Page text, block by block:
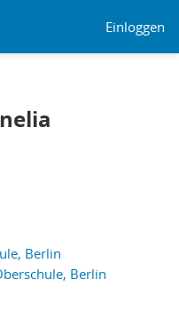
Einloggen
Berlin
Berlin